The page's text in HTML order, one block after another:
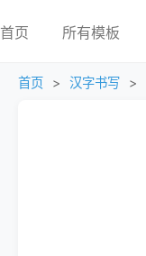
首页 所有模板
首页 > 汉字书写 >